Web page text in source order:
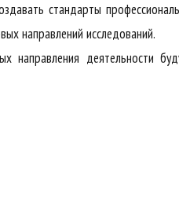
стандарты
направлений исследований.
направления деятельности